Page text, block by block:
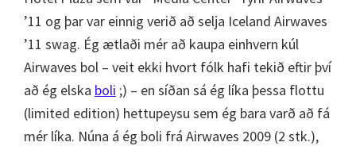
’11 og þar var einnig verið að selja Iceland Airwaves
’11 swag. Ég ætlaði mér að kaupa einhvern kúl
Airwaves bol – veit ekki hvort fólk hafi tekið eftir því
að ég elska boli ;) – en síðan sá ég líka þessa flottu
(limited edition) hettupeysu sem ég bara varð að fá
mér líka. Núna á ég boli frá Airwaves 2009 (2 stk.),